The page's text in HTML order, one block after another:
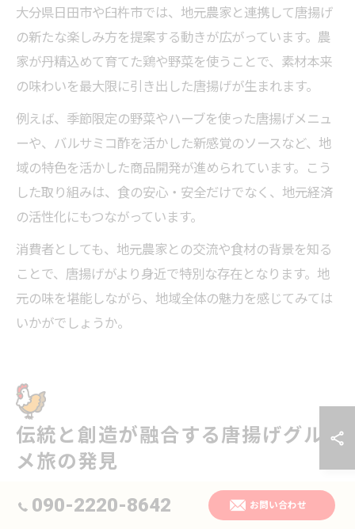
大分県日田市や臼杵市では、地元農家と連携して唐揚げ
の新たな楽しみ方を提案する動きが広がっています。農
家が丹精込めて育てた鶏や野菜を使うことで、素材本来
の味わいを最大限に引き出した唐揚げが生まれます。
例えば、季節限定の野菜やハーブを使った唐揚げメニュ
ーや、バルサミコ酢を活かした新感覚のソースなど、地
域の特色を活かした商品開発が進められています。こう
した取り組みは、食の安心・安全だけでなく、地元経済
の活性化にもつながっています。
消費者としても、地元農家との交流や食材の背景を知る
ことで、唐揚げがより身近で特別な存在となります。地
元の味を堪能しながら、地域全体の魅力を感じてみては
いかがでしょうか。
伝統と創造が融合する唐揚げグル
メ旅の発見
伝統料理に新風を吹き込む唐揚げの進化
090-2220-8642 お問い合わせ